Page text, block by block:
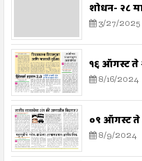
शोधन- २८
3/27/2025
१६ ऑगस्ट ते
8/16/2024
०९ ऑगस्ट ते
8/9/2024